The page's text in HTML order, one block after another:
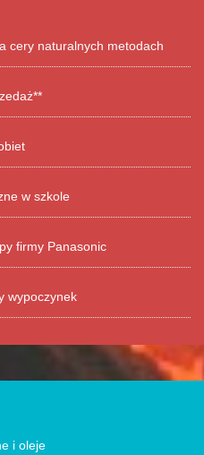
cery naturalnych metodach
w szkole
firmy Panasonic
wypoczynek
i oleje